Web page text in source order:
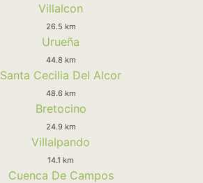
Villalcon
26.5 km
Urueña
44.8 km
Santa Cecilia Del Alcor
48.6 km
Bretocino
24.9 km
Villalpando
14.1 km
Cuenca De Campos